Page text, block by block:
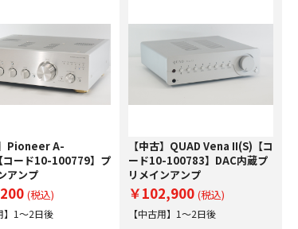
】Pioneer A-
コード10-100779】プ
アンプ
(税込)
】1～2日後
【中古】QUAD Vena II(S)【コ
ード10-100783】DAC内蔵プ
リメインアンプ
￥102,900 (税込)
【中古用】1～2日後